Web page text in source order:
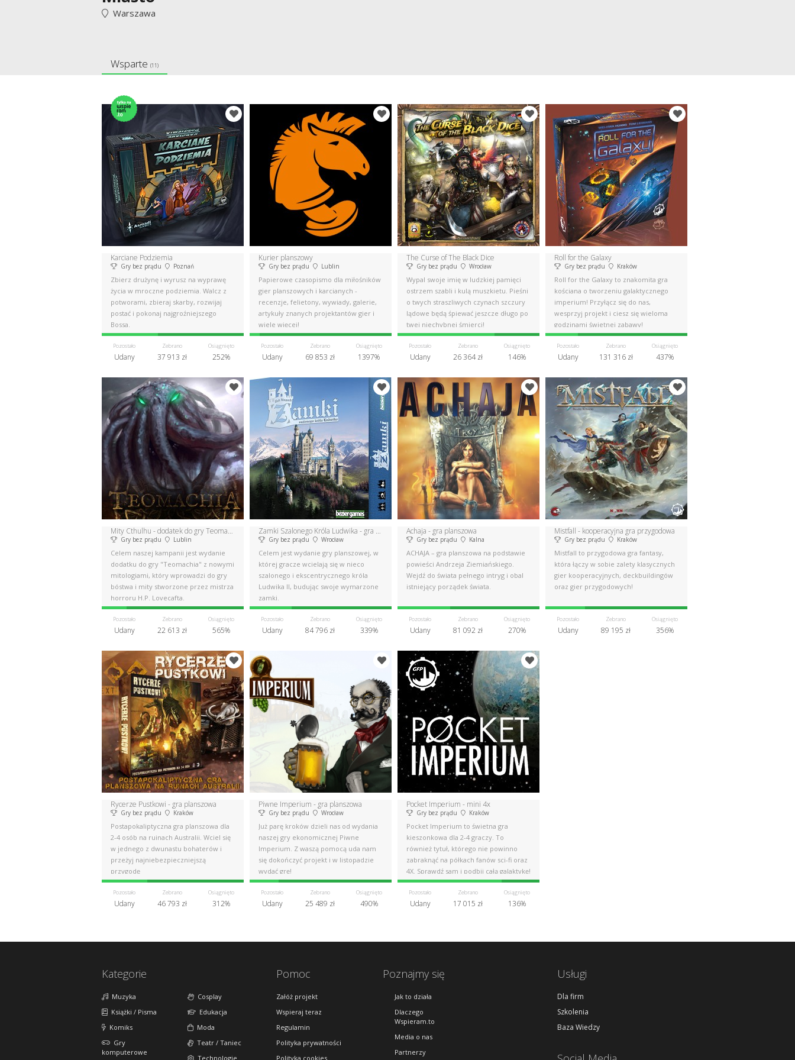
Warszawa
Wsparte (11)
Karciane Podziemia
Gry bez prądu Poznań
Zbierz drużynę i wyrusz na wyprawę
życia w mroczne podziemia. Walcz z
potworami, zbieraj skarby, rozwijaj
postać i pokonaj najgroźniejszego
Bossa.
Pozostało
Udany
Zebrano
37 913 zł
Osiągnięto
252%
Kurier planszowy
Gry bez prądu Lublin
Papierowe czasopismo dla miłośników
gier planszowych i karcianych -
recenzje, felietony, wywiady, galerie,
artykuły znanych projektantów gier i
wiele więcej!
Pozostało
Udany
Zebrano
69 853 zł
Osiągnięto
1397%
The Curse of The Black Dice
Gry bez prądu Wrocław
Wypal swoje imię w ludzkiej pamięci
ostrzem szabli i kulą muszkietu. Pieśni
o twych straszliwych czynach szczury
lądowe będą śpiewać jeszcze długo po
twej niechybnej śmierci!
Pozostało
Udany
Zebrano
26 364 zł
Osiągnięto
146%
Roll for the Galaxy
Gry bez prądu Kraków
Roll for the Galaxy to znakomita gra
kościana o tworzeniu galaktycznego
imperium! Przyłącz się do nas,
wesprzyj projekt i ciesz się wieloma
godzinami świetnej zabawy!
Pozostało
Udany
Zebrano
131 316 zł
Osiągnięto
437%
Mity Cthulhu - dodatek do gry Teomachia
Gry bez prądu Lublin
Celem naszej kampanii jest wydanie
dodatku do gry "Teomachia" z nowymi
mitologiami, który wprowadzi do gry
bóstwa i mity stworzone przez mistrza
horroru H.P. Lovecafta.
Pozostało
Udany
Zebrano
22 613 zł
Osiągnięto
565%
Zamki Szalonego Króla Ludwika - gra planszowa
Gry bez prądu Wrocław
Celem jest wydanie gry planszowej, w
której gracze wcielają się w nieco
szalonego i ekscentrycznego króla
Ludwika II, budując swoje wymarzone
zamki.
Pozostało
Udany
Zebrano
84 796 zł
Osiągnięto
339%
Achaja - gra planszowa
Gry bez prądu Kalna
ACHAJA – gra planszowa na podstawie
powieści Andrzeja Ziemiańskiego.
Wejdź do świata pełnego intryg i obal
istniejący porządek świata.
Pozostało
Udany
Zebrano
81 092 zł
Osiągnięto
270%
Mistfall - kooperacyjna gra przygodowa
Gry bez prądu Kraków
Mistfall to przygodowa gra fantasy,
która łączy w sobie zalety klasycznych
gier kooperacyjnych, deckbuildingów
oraz gier przygodowych!
Pozostało
Udany
Zebrano
89 195 zł
Osiągnięto
356%
Rycerze Pustkowi - gra planszowa
Gry bez prądu Kraków
Postapokaliptyczna gra planszowa dla
2-4 osób na ruinach Australii. Wciel się
w jednego z dwunastu bohaterów i
przeżyj najniebezpieczniejszą
przygodę
Pozostało
Udany
Zebrano
46 793 zł
Osiągnięto
312%
Piwne Imperium - gra planszowa
Gry bez prądu Wrocław
Już parę kroków dzieli nas od wydania
naszej gry ekonomicznej Piwne
Imperium. Z waszą pomocą uda nam
się dokończyć projekt i w listopadzie
wydać grę!
Pozostało
Udany
Zebrano
25 489 zł
Osiągnięto
490%
Pocket Imperium - mini 4x
Gry bez prądu Kraków
Pocket Imperium to świetna gra
kieszonkowa dla 2-4 graczy. To
również tytuł, którego nie powinno
zabraknąć na półkach fanów sci-fi oraz
4X. Sprawdź sam i podbij całą galaktykę!
Pozostało
Udany
Zebrano
17 015 zł
Osiągnięto
136%
Kategorie
Muzyka
Książki / Pisma
Komiks
Gry
komputerowe
Cosplay
Edukacja
Moda
Teatr / Taniec
Technologie
Pomoc
Załóż projekt
Wspieraj teraz
Regulamin
Polityka prywatności
Polityka cookies
Poznajmy się
Jak to działa
Dlaczego
Wspieram.to
Media o nas
Partnerzy
Usługi
Dla firm
Szkolenia
Baza Wiedzy